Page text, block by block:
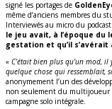
signé les portages de
même d’anciens membres du
Interviewés au micro du podcast
le jeu avait, à l’époque du
gestation et qu’il
« C’était bien plus qu’un mod,
quelque chose qui ressemblait,
anonymement l’un des
non seulement du multijoueur
campagne solo intégrale.